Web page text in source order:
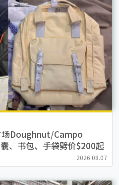
场Doughnut/Campo
、书包、手袋劈价$200起
2026.08.07